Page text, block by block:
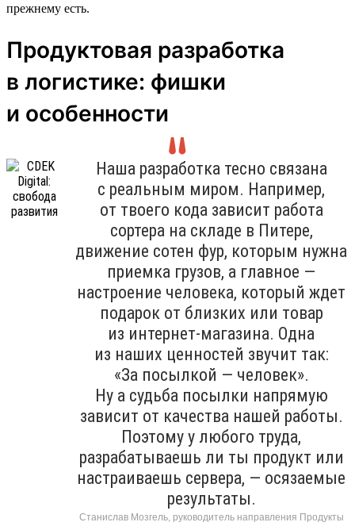
прежнему есть.
Продуктовая разработка
в логистике: фишки
и особенности
Наша разработка тесно связана
с реальным миром. Например,
от твоего кода зависит работа
сортера на складе в Питере,
движение сотен фур, которым нужна
приемка грузов, а главное —
настроение человека, который ждет
подарок от близких или товар
из интернет-магазина. Одна
из наших ценностей звучит так:
«За посылкой — человек».
Ну а судьба посылки напрямую
зависит от качества нашей работы.
Поэтому у любого труда,
разрабатываешь ли ты продукт или
настраиваешь сервера, — осязаемые
результаты.
Станислав Мозгель, руководитель направления Продукты